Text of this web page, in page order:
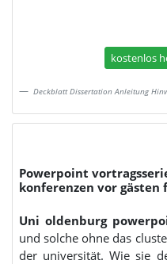
kostenlos
Deckblatt Dissertation Anleitung
Powerpoint
konferenzen vor
Uni oldenburg
und solche ohne das
der universität. Wie sie